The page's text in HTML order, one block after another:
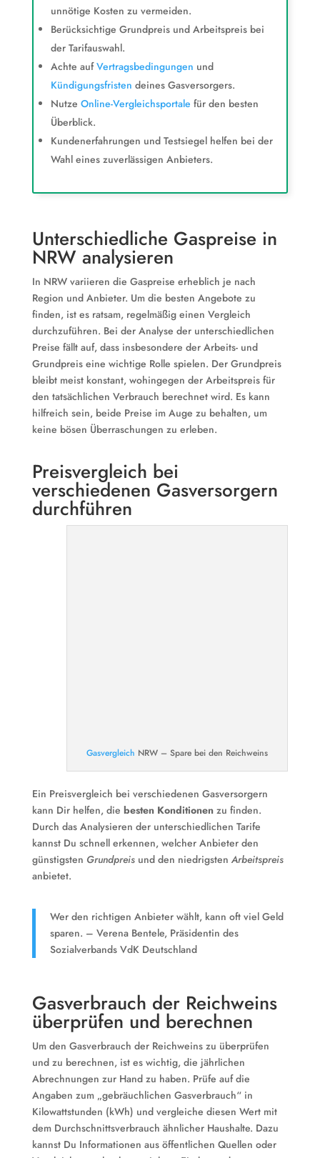
unnötige Kosten zu vermeiden.
Berücksichtige Grundpreis und Arbeitspreis bei
der Tarifauswahl.
Achte aufVertragsbedingungen und
Kündigungsfristen deines Gasversorgers.
Nutze Online-Vergleichsportale für den besten
Überblick.
Kundenerfahrungen und Testsiegel helfen bei der
Wahl eines zuverlässigen Anbieters.
Unterschiedliche Gaspreise in
NRW analysieren
In NRW variieren die Gaspreise erheblich je nach
Region und Anbieter. Um die besten Angebote zu
finden, ist es ratsam, regelmäßig einen Vergleich
durchzuführen. Bei der Analyse der unterschiedlichen
Preise fällt auf, dass insbesondere der Arbeits- und
Grundpreis eine wichtige Rolle spielen. Der Grundpreis
bleibt meist konstant, wohingegen der Arbeitspreis für
den tatsächlichen Verbrauch berechnet wird. Es kann
hilfreich sein, beide Preise im Auge zu behalten, um
keine bösen Überraschungen zu erleben.
Preisvergleich bei
verschiedenen Gasversorgern
durchführen
Gasvergleich NRW – Spare bei den Reichweins
Ein Preisvergleich bei verschiedenen Gasversorgern
kann Dir helfen, die besten Konditionenzu finden.
Durch das Analysieren der unterschiedlichen Tarife
kannst Du schnell erkennen, welcher Anbieter den
günstigsten Grundpreisund den niedrigsten Arbeitspreis
anbietet.
Wer den richtigen Anbieter wählt, kann oft viel Geld
sparen. – Verena Bentele, Präsidentin des
Sozialverbands VdK Deutschland
Gasverbrauch der Reichweins
überprüfen und berechnen
Um den Gasverbrauch der Reichweins zu überprüfen
und zu berechnen, ist es wichtig, die jährlichen
Abrechnungen zur Hand zu haben. Prüfe auf die
Angaben zum „gebräuchlichen Gasverbrauch“ in
Kilowattstunden (kWh) und vergleiche diesen Wert mit
dem Durchschnittsverbrauch ähnlicher Haushalte. Dazu
kannst Du Informationen aus öffentlichen Quellen oder